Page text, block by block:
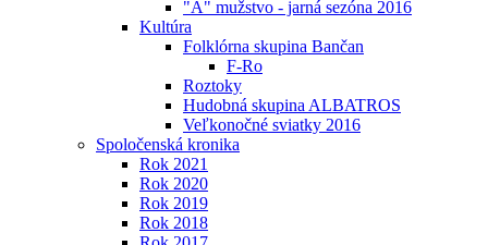
"A" mužstvo - jarná sezóna 2016
Kultúra
Folklórna skupina Bančan
F-Ro
Roztoky
Hudobná skupina ALBATROS
Veľkonočné sviatky 2016
Spoločenská kronika
Rok 2021
Rok 2020
Rok 2019
Rok 2018